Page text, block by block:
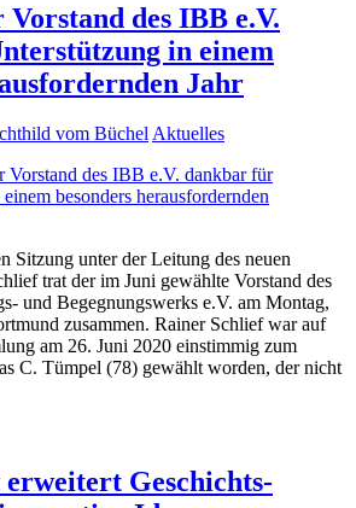
des IBB e.V.
in einem
Jahr
vom BüchelAktuelles
Sitzung unter der Leitung des neuen
trat der im Juni gewählte Vorstand des
und Begegnungswerks e.V. am Montag,
zusammen. Rainer Schlief war auf
am 26. Juni 2020 einstimmig zum
C. Tümpel (78) gewählt worden, der nicht
Geschichts-